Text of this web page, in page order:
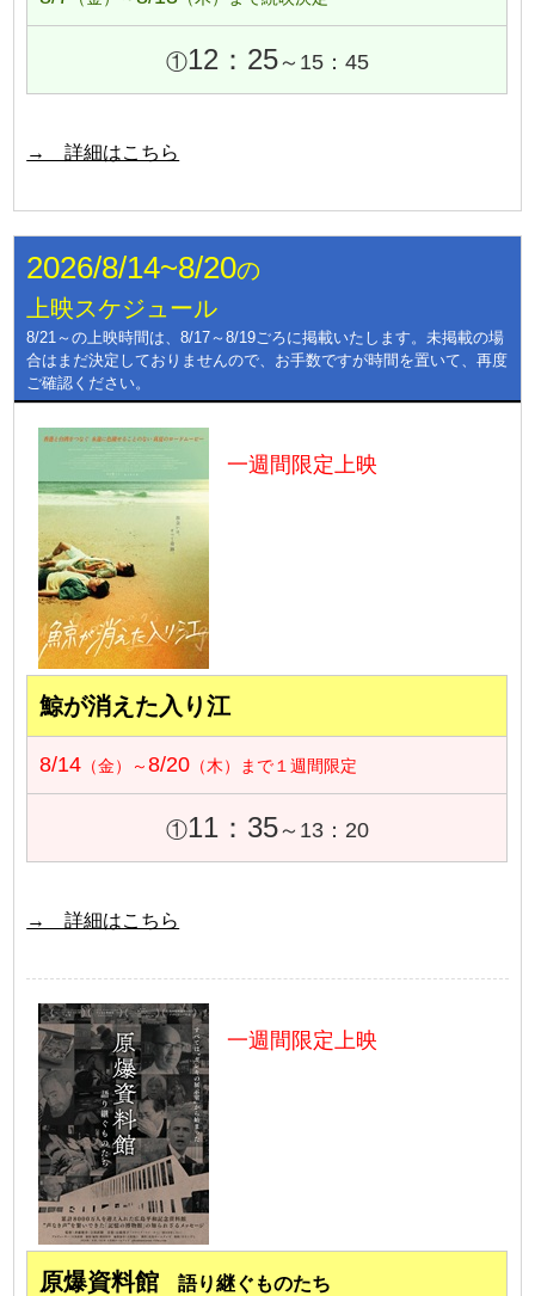
①12：25～15：45
→ 詳細はこちら
2026/8/14~8/20の
上映スケジュール
8/21～の上映時間は、8/17～8/19ごろに掲載いたします。未掲載の場
合はまだ決定しておりませんので、お手数ですが時間を置いて、再度
ご確認ください。
一週間限定上映
鯨が消えた入り江
8/14 （金）～8/20 （木）まで１週間限定
①11：35～13：20
→ 詳細はこちら
一週間限定上映
原爆資料館 語り継ぐものたち